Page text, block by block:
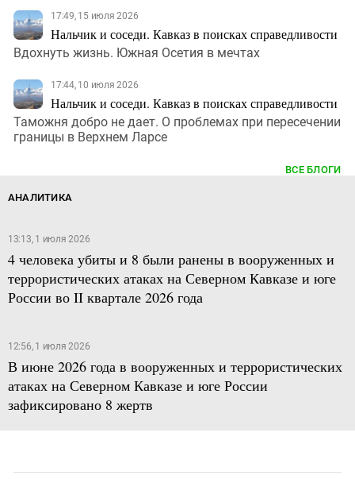
17:49, 15 июля 2026
Нальчик и соседи. Кавказ в поисках справедливости
Вдохнуть жизнь. Южная Осетия в мечтах
17:44, 10 июля 2026
Нальчик и соседи. Кавказ в поисках справедливости
Таможня добро не дает. О проблемах при пересечении
границы в Верхнем Ларсе
ВСЕ БЛОГИ
АНАЛИТИКА
13:13, 1 июля 2026
4 человека убиты и 8 были ранены в вооруженных и
террористических атаках на Северном Кавказе и юге
России во II квартале 2026 года
12:56, 1 июля 2026
В июне 2026 года в вооруженных и террористических
атаках на Северном Кавказе и юге России
зафиксировано 8 жертв